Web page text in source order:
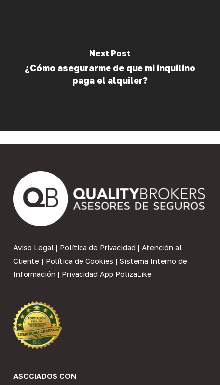
Next Post
¿Cómo asegurarme de que mi inquilino
paga el alquiler?
Aviso Legal| Política de Privacidad | Atención al
Cliente | Política de Cookies | Sistema Interno de
Información | Privacidad App PolizaLike
ASOCIADOS CON